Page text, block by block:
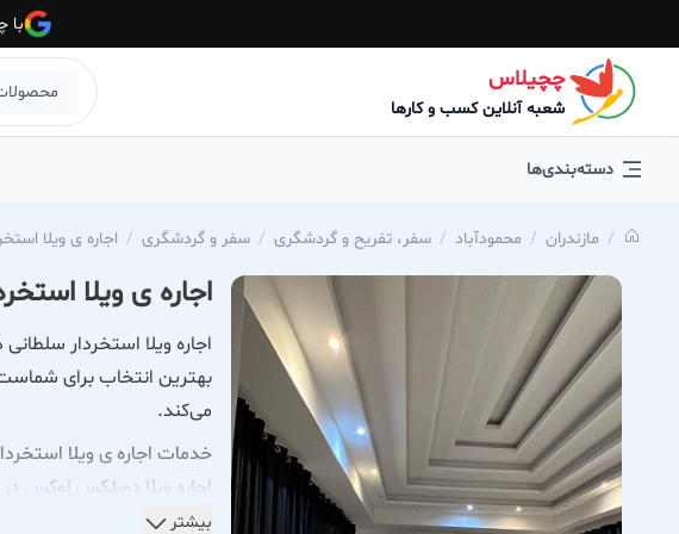
با
چچیلاس
شعبه آنلاین کسب و کارها
دسته‌بندی‌ها
مازندران محمودآباد سفر، تفریح و گردشگری سفر و گردشگری اجاره ی ویلا
اجاره ی ویلا
اجاره ویلا استخردار
بهترین انتخاب برای
می‌کند.
خدمات اجاره ی ویلا
اجاره ویلا دوبلکس لوکس در
خدمات نگهداری و تمیزکاری
بیشتر